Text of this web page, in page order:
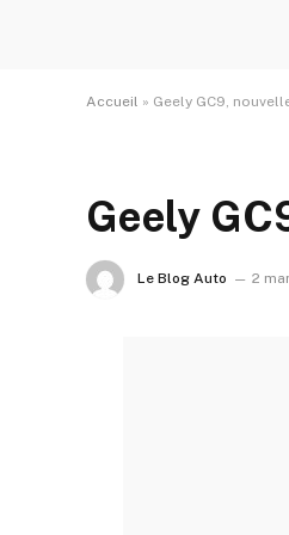
Accueil » Geely GC9,
Geely
Le Blog Auto 2